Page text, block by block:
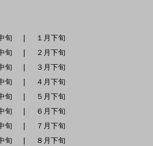
旬
１月下旬
旬
２月下旬
旬
３月下旬
旬
４月下旬
旬
５月下旬
旬
６月下旬
旬
７月下旬
旬
８月下旬